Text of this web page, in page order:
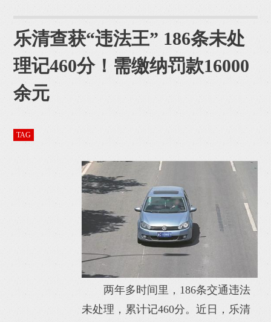
乐清查获“违法王” 186条未处
理记460分！需缴纳罚款16000
余元
TAG
两年多时间里，186条交通违法
未处理，累计记460分。近日，乐清